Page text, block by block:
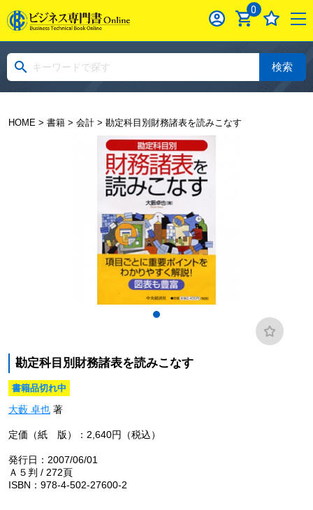
0
検索
HOME> 書籍> 会計> 勘定科目別財務諸表を読みこなす
勘定科目別財務諸表を読みこなす
書籍品切れ中
大藪 卓也著
定価（紙 版）：2,640円（税込）
発行日：2007/06/01
Ａ５判 / 272頁
ISBN：978-4-502-27600-2